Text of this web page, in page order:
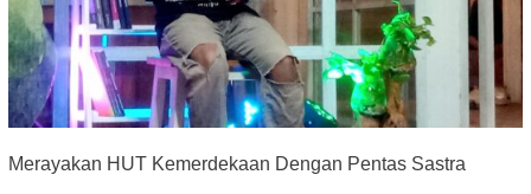
Merayakan HUT Kemerdekaan Dengan Pentas Sastra